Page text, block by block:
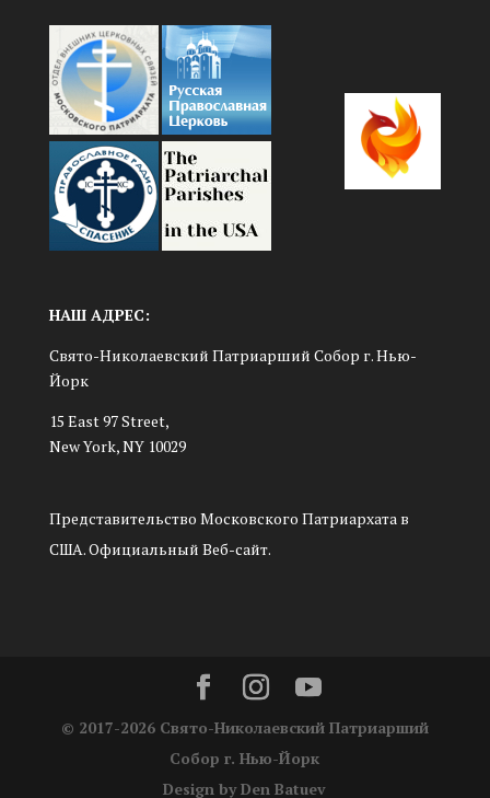
НАШ АДРЕС:
Свято-Николаевский Патриарший Собор г. Нью-
Йорк
15 East 97 Street,
New York, NY 10029
Представительство Московского Патриархата в
США. Официальный Веб-сайт.
© 2017-2026 Свято-Николаевский Патриарший
Собор г. Нью-Йорк
Design by Den Batuev